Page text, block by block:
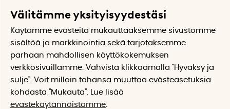
Välitämme yksityisyydestäsi
Käytämme evästeitä mukauttaaksemme sivustomme
sisältöä ja markkinointia sekä tarjotaksemme
parhaan mahdollisen käyttökokemuksen
verkkosivuillamme. Vahvista klikkaamalla "Hyväksy ja
sulje". Voit milloin tahansa muuttaa evästeasetuksia
kohdasta "Mukauta". Lue lisää
evästekäytännöistämme